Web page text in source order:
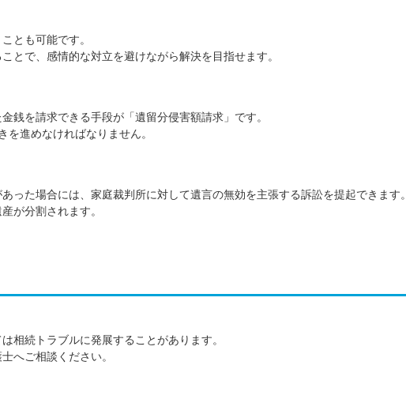
とも可能です。
とで、感情的な対立を避けながら解決を目指せます。
銭を請求できる手段が「遺留分侵害額請求」です。
進めなければなりません。
た場合には、家庭裁判所に対して遺言の無効を主張する訴訟を提起できます。
が分割されます。
相続トラブルに発展することがあります。
へご相談ください。